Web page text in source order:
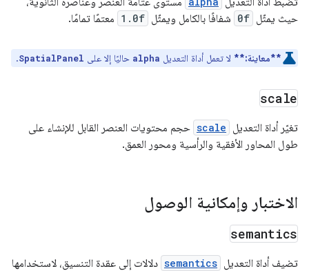
حيث يمثّل 0f شفافًا بالكامل ويمثّل 1.0f معتمًا تمامًا.
**معاينة:** لا تعمل أداة التعديل alpha حاليًا إلا على SpatialPanel
.
scale
تغيّر أداة التعديل scale حجم محتويات العنصر القابل للإنشاء على
طول المحاور الأفقية والرأسية ومحور العمق.
الاختبار وإمكانية الوصول
semantics
تضيف أداة التعديل semantics دلالات إلى عقدة التنسيق، لاستخدامها